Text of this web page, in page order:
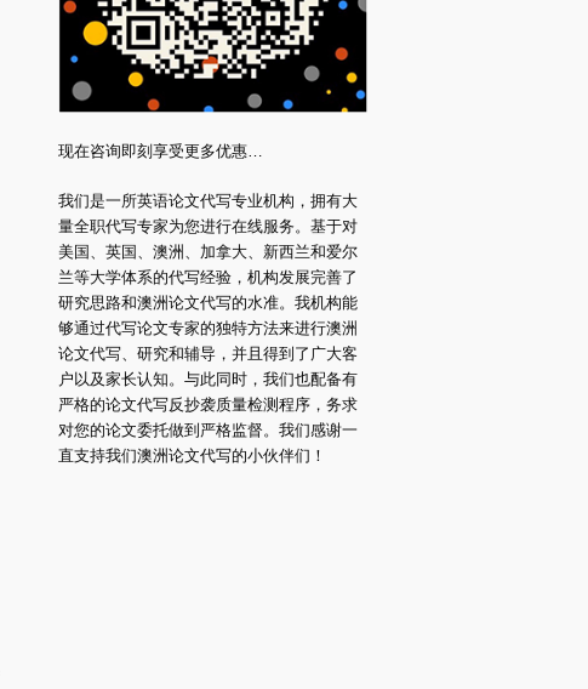
现在咨询即刻享受更多优惠…
我们是一所英语论文代写专业机构，拥有大
量全职代写专家为您进行在线服务。基于对
美国、英国、澳洲、加拿大、新西兰和爱尔
兰等大学体系的代写经验，机构发展完善了
研究思路和澳洲论文代写的水准。我机构能
够通过代写论文专家的独特方法来进行澳洲
论文代写、研究和辅导，并且得到了广大客
户以及家长认知。与此同时，我们也配备有
严格的论文代写反抄袭质量检测程序，务求
对您的论文委托做到严格监督。我们感谢一
直支持我们澳洲论文代写的小伙伴们！